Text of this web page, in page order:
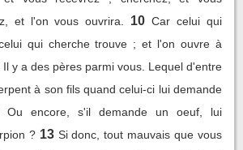
et l'on vous ouvrira.
10 Car celui qui
qui cherche trouve ; et l'on ouvre à
Il y a des pères parmi vous. Lequel d'entre
à son fils quand celui-ci lui demande
Ou encore, s'il demande un oeuf, lui
? 13 Si donc, tout mauvais que vous